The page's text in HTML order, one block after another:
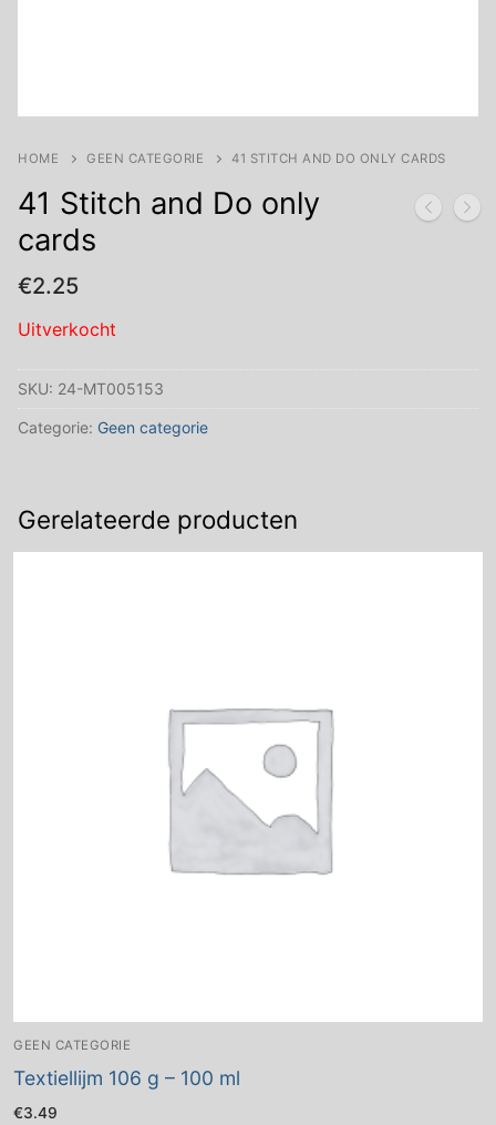
HOME GEEN CATEGORIE 41 STITCH AND DO ONLY CARDS
41 Stitch and Do only
cards
€2.25
Uitverkocht
SKU: 24-MT005153
Categorie: Geen categorie
Gerelateerde producten
GEEN CATEGORIE
Textiellijm 106 g – 100 ml
€3.49